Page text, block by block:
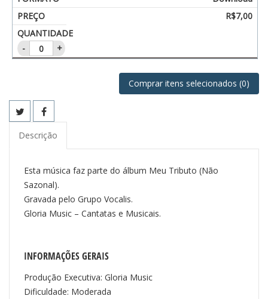
R$7,00
- +
Comprar itens selecionados (0)
Descrição
Esta música faz parte do álbum Meu Tributo (Não
Sazonal).
Gravada pelo Grupo Vocalis.
Gloria Music – Cantatas e Musicais.
INFORMAÇÕES GERAIS
Produção Executiva: Gloria Music
Dificuldade: Moderada